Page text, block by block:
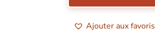
Ajouter aux favoris